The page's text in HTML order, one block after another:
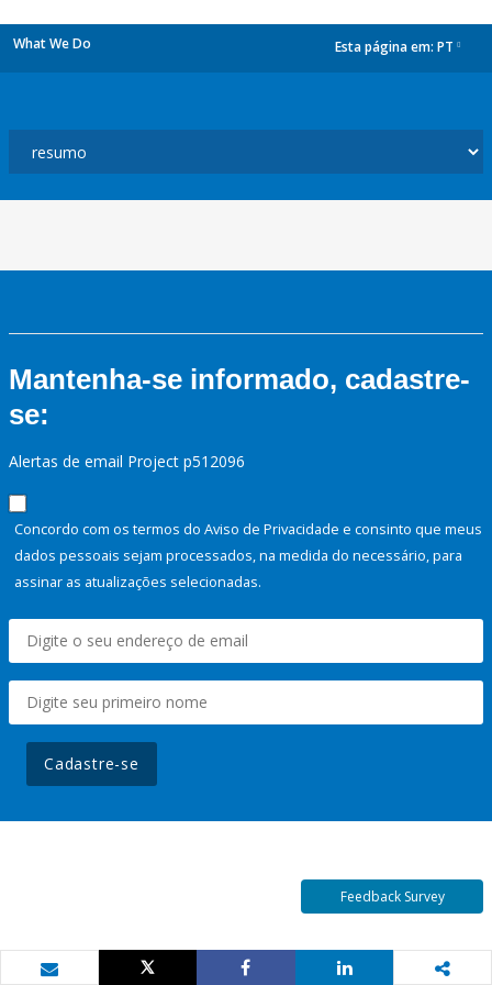
What We Do Esta página em: PT
Mantenha-se informado, cadastre-
se:
Alertas de email Project p512096
Concordo com os termos do Aviso de Privacidade e consinto que meus
dados pessoais sejam processados, na medida do necessário, para
assinar as atualizações selecionadas.
Cadastre-se
Feedback Survey